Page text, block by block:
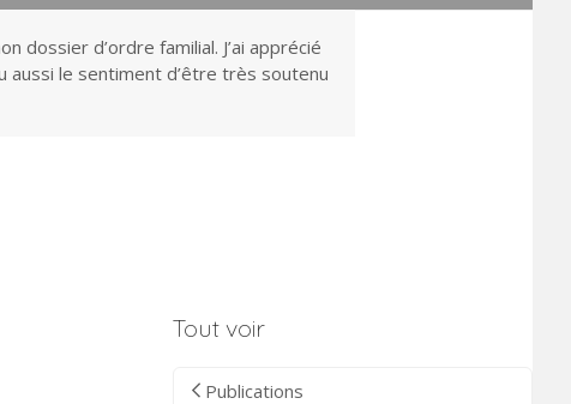
dossier d’ordre familial. J’ai apprécié
aussi le sentiment d’être très soutenu
Tout voir
Publications